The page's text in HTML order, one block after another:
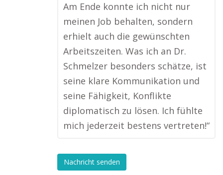
Am Ende konnte ich nicht nur
meinen Job behalten, sondern
erhielt auch die gewünschten
Arbeitszeiten. Was ich an Dr.
Schmelzer besonders schätze, ist
seine klare Kommunikation und
seine Fähigkeit, Konflikte
diplomatisch zu lösen. Ich fühlte
mich jederzeit bestens vertreten!“
Nachricht senden